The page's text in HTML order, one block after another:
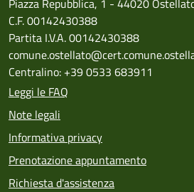
Piazza Repubblica, 1 - 44020
C.F. 00142430388
Partita I.V.A. 00142430388
Centralino: +39 0533 683911
Leggi le FAQ
Note legali
Informativa privacy
Prenotazione appuntamento
Richiesta d'assistenza